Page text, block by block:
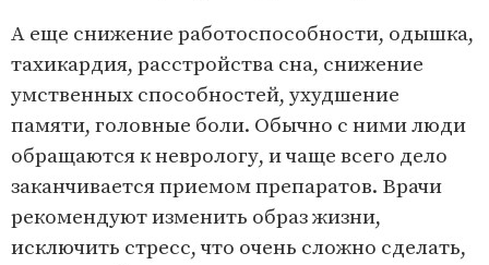
А еще снижение работоспособности, одышка,
тахикардия, расстройства сна, снижение
умственных способностей, ухудшение
памяти, головные боли. Обычно с ними люди
обращаются к неврологу, и чаще всего дело
заканчивается приемом препаратов. Врачи
рекомендуют изменить образ жизни,
исключить стресс, что очень сложно сделать,